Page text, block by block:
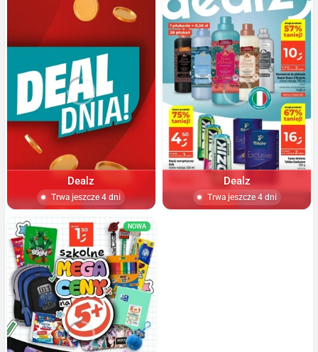
Dealz
Trwa jeszcze 4 dni
Dealz
Trwa jeszcze 4 dni
NOWA